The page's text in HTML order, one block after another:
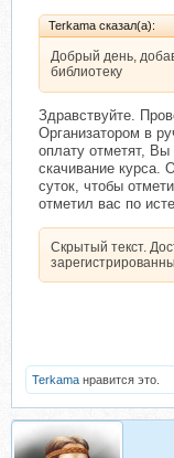
Terkama сказал(а):
Добрый день,
библиотеку
Здравствуйте.
Организатором в
оплату отметят, Вы
скачивание курса.
суток, чтобы
отметил вас по
Скрытый текст.
Terkama нравится это.